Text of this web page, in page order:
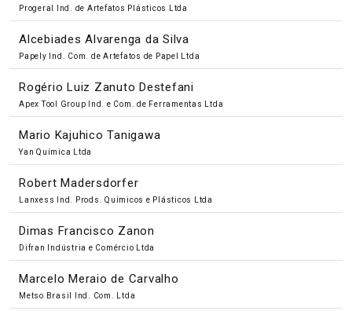
Progeral Ind. de Artefatos Plásticos Ltda
Alcebiades Alvarenga da Silva
Papely Ind. Com. de Artefatos de Papel Ltda
Rogério Luiz Zanuto Destefani
Apex Tool Group Ind. e Com. de Ferramentas Ltda
Mario Kajuhico Tanigawa
Yan Química Ltda
Robert Madersdorfer
Lanxess Ind. Prods. Químicos e Plásticos Ltda
Dimas Francisco Zanon
Difran Indústria e Comércio Ltda
Marcelo Meraio de Carvalho
Metso Brasil Ind. Com. Ltda